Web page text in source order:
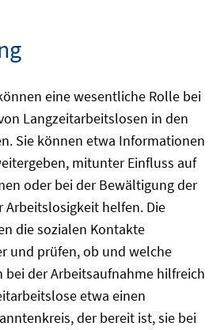
eine wesentliche Rolle bei
Langzeitarbeitslosen in den
Sie können etwa Informationen
mitunter Einfluss auf
oder bei der Bewältigung der
Arbeitslosigkeit helfen. Die
die sozialen Kontakte
und prüfen, ob und welche
bei der Arbeitsaufnahme hilfreich
etwa einen
der bereit ist, sie bei